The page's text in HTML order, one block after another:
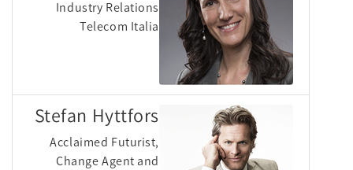
Industry Relations
Telecom Italia
Stefan Hyttfors
Acclaimed Futurist,
Change Agent and